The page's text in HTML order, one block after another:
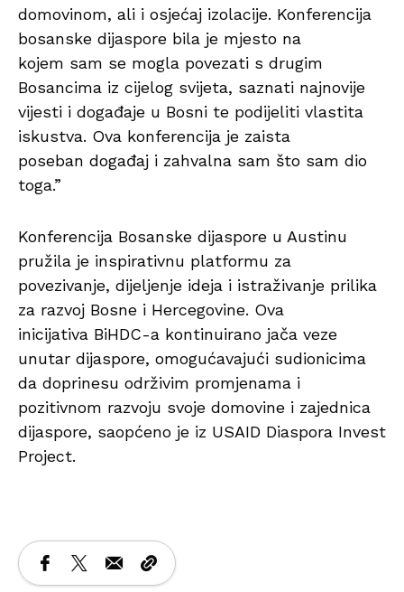
domovinom, ali i osjećaj izolacije. Konferencija
bosanske dijaspore bila je mjesto na
kojem sam se mogla povezati s drugim
Bosancima iz cijelog svijeta, saznati najnovije
vijesti i događaje u Bosni te podijeliti vlastita
iskustva. Ova konferencija je zaista
poseban događaj i zahvalna sam što sam dio
toga.”
Konferencija Bosanske dijaspore u Austinu
pružila je inspirativnu platformu za
povezivanje, dijeljenje ideja i istraživanje prilika
za razvoj Bosne i Hercegovine. Ova
inicijativa BiHDC-a kontinuirano jača veze
unutar dijaspore, omogućavajući sudionicima
da doprinesu održivim promjenama i
pozitivnom razvoju svoje domovine i zajednica
dijaspore, saopćeno je iz USAID Diaspora Invest
Project.